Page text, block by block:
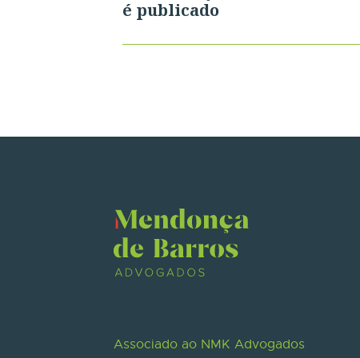
é publicado
Associado ao NMK Advogados